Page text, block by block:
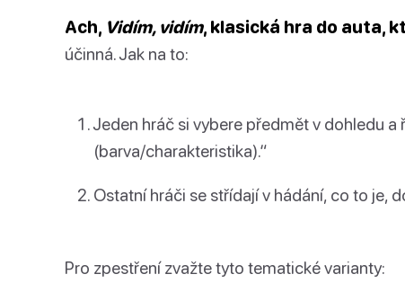
Ach, Vidím, vidím, klasická hra do auta,
účinná. Jak na to:
Jeden hráč si vybere předmět v dohledu a
(barva/charakteristika).“
Ostatní hráči se střídají v hádání, co to je,
Pro zpestření zvažte tyto tematické varianty: